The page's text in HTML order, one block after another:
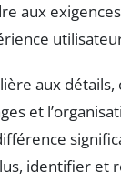
aux
aux détails,
et
identifier et